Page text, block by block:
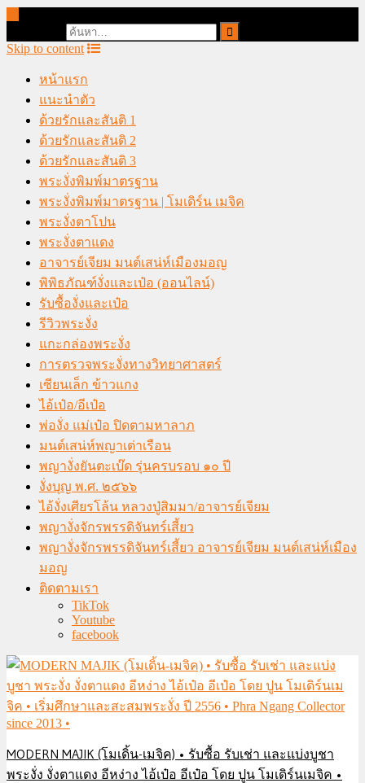
Skip to content
หน้าแรก
แนะนำตัว
ด้วยรักและสันติ 1
ด้วยรักและสันติ 2
ด้วยรักและสันติ 3
พระงั่งพิมพ์มาตรฐาน
พระงั่งพิมพ์มาตรฐาน | โมเดิร์น เมจิค
พระงั่งตาโปน
พระงั่งตาแดง
อาจารย์เจียม มนต์เสน่ห์เมืองมอญ
พิพิธภัณฑ์งั่งและเป๋อ (ออนไลน์)
รับซื้องั่งและเป๋อ
รีวิวพระงั่ง
แกะกล่องพระงั่ง
การตรวจพระงั่งทางวิทยาศาสตร์
เซียนเล็ก ข้าวแกง
ไอ้เป๋อ/อีเป๋อ
พ่องั่ง แม่เป๋อ ปิดตามหาลาภ
มนต์เสน่ห์พญาเต่าเรือน
พญางั่งยันตะเบ๊ด รุ่นครบรอบ ๑๐ ปี
งั่งบุญ พ.ศ. ๒๕๖๖
ไอ้งั่งเศียรโล้น หลวงปู่สิมมา/อาจารย์เจียม
พญางั่งจักรพรรดิจันทร์เสี้ยว
พญางั่งจักรพรรดิจันทร์เสี้ยว อาจารย์เจียม มนต์เสน่ห์เมือง
มอญ
ติดตามเรา
TikTok
Youtube
facebook
MODERN MAJIK (โมเดิ้น-เมจิค) • รับซื้อ รับเช่า และแบ่งบูชา
พระงั่ง งั่งตาแดง อีหง่าง ไอ้เป๋อ อีเป๋อ โดย ปูน โมเดิร์นเมจิค •